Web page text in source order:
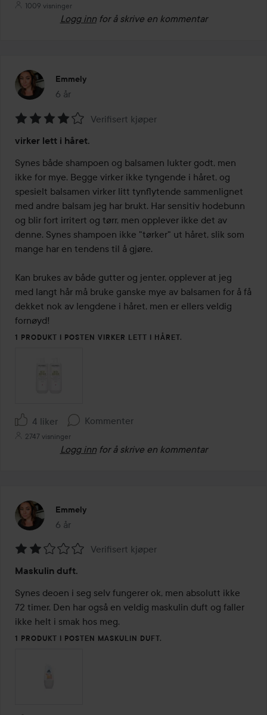
1009 visninger
Logg inn for å skrive en kommentar
Emmely
6 år
Innlegget ble opprettet 6 år
4
av
5
Verifisert kjøper
virker lett i håret.
Synes både shampoen og balsamen lukter godt, men
ikke for mye. Begge virker ikke tyngende i håret, og
spesielt balsamen virker litt tynflytende sammenlignet
med andre balsam jeg har brukt. Har sensitiv hodebunn
og blir fort irritert og tørr, men opplever ikke det av
denne. Synes shampoen ikke "tørker" ut håret, slik som
mange har en tendens til å gjøre.
Kan brukes av både gutter og jenter, opplever at jeg
med langt hår må bruke ganske mye av balsamen for å få
dekket nok av lengdene i håret, men er ellers veldig
fornøyd!
1 PRODUKT I POSTEN VIRKER LETT I HÅRET.
4 liker Kommenter
2747 visninger
Logg inn for å skrive en kommentar
Emmely
6 år
Innlegget ble opprettet 6 år
2
av
5
Verifisert kjøper
Maskulin duft.
Synes deoen i seg selv fungerer ok, men absolutt ikke
72 timer. Den har også en veldig maskulin duft og faller
ikke helt i smak hos meg.
1 PRODUKT I POSTEN MASKULIN DUFT.